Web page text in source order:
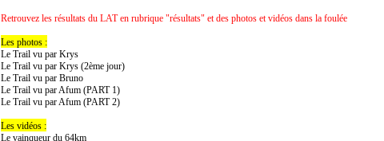
Retrouvez les résultats du LAT en rubrique "résultats" et des photos et vidéos dans la foulée
Les photos :
Le Trail vu par Krys
Le Trail vu par Krys (2ème jour)
Le Trail vu par Bruno
Le Trail vu par Afum (PART 1)
Le Trail vu par Afum (PART 2)
Les vidéos :
Le vainqueur du 64km